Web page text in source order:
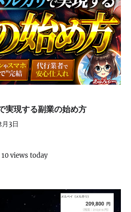
実現する副業の始め方
3日
views today